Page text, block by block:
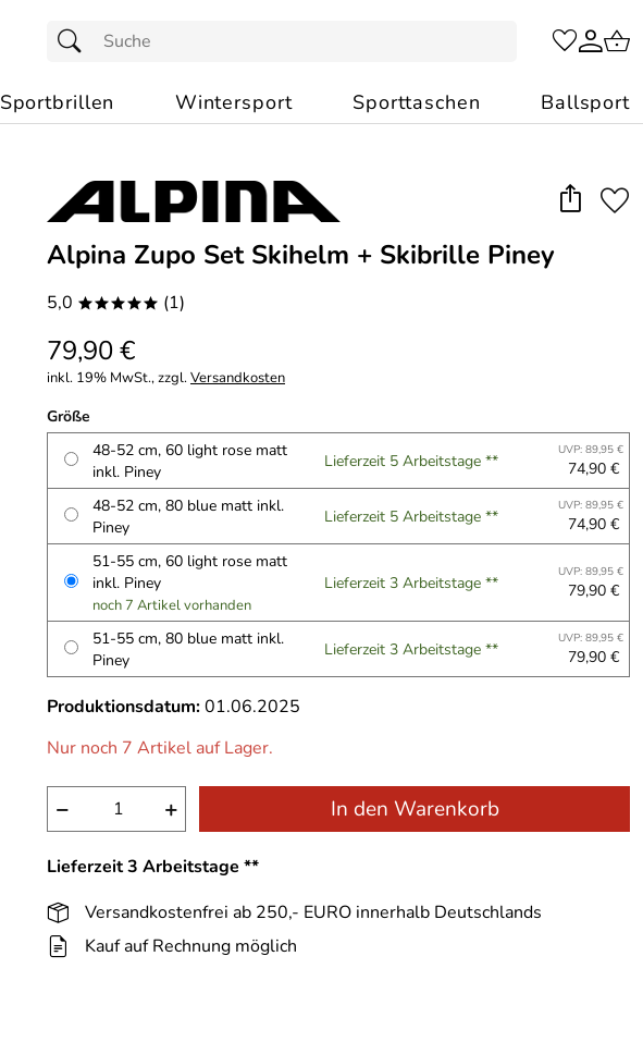
Sportbrillen Wintersport Sporttaschen Ballsport
Alpina Zupo Set Skihelm + Skibrille Piney
5,0 ***** (1)
79,90 €
inkl. 19% MwSt., zzgl.Versandkosten
Größe
48-52 cm, 60 light rose matt
inkl. Piney
Lieferzeit 5 Arbeitstage ** UVP: 89,95 €
74,90 €
48-52 cm, 80 blue matt inkl.
Piney
Lieferzeit 5 Arbeitstage ** UVP: 89,95 €
74,90 €
51-55 cm, 60 light rose matt
inkl. Piney
noch 7 Artikel vorhanden
Lieferzeit 3 Arbeitstage ** UVP: 89,95 €
79,90 €
51-55 cm, 80 blue matt inkl.
Piney
Lieferzeit 3 Arbeitstage ** UVP: 89,95 €
79,90 €
Produktionsdatum:01.06.2025
Nur noch 7 Artikel auf Lager.
− + In den Warenkorb
Lieferzeit 3 Arbeitstage **
Versandkostenfrei ab 250,- EURO innerhalb Deutschlands
Kauf auf Rechnung möglich